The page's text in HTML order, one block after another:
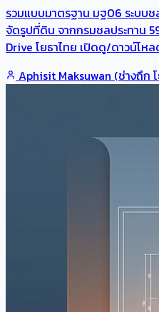
รวมแบบมาตรฐาน มฐ06 ระบบช
จัดรูปที่ดิน จากกรมชลประทาน
Drive โยธาไทย เปิดดู/ดาวน์โห
Aphisit Maksuwan (ช่างถึก